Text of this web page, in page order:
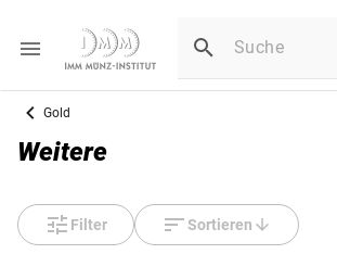
Gold
Weitere
Filter Sortieren